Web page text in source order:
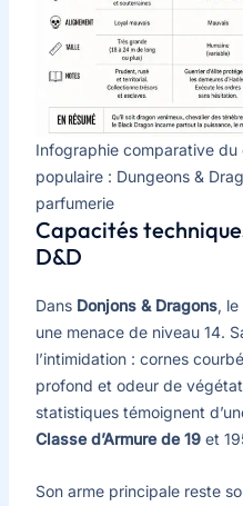
Infographie comparative
populaire : Dungeons &
parfumerie
Capacités
D&D
Dans Donjons & Dragons, le
une menace de niveau 14.
l’intimidation : cornes
profond et odeur de
statistiques témoignent
Classe d’Armure de 19et
Son arme principale reste